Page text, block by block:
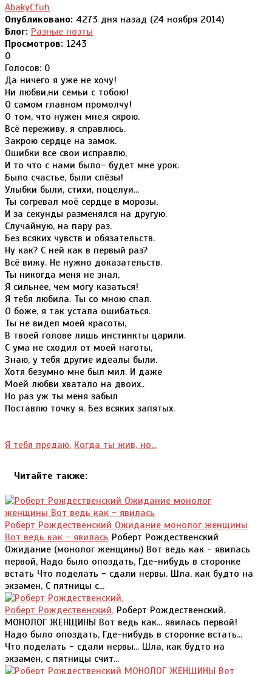
AbakyCfuh
Опубликовано: 4273 дня назад (24 ноября 2014)
Блог: Разные поэты
Просмотров: 1243
0
Голосов: 0
Да ничего я уже не хочу!
Ни любви,ни семьи с тобою!
О самом главном промолчу!
О том, что нужен мне,я скрою.
Всё переживу, я справлюсь.
Закрою сердце на замок.
Ошибки все свои исправлю,
И то что с нами было- будет мне урок.
Было счастье, были слёзы!
Улыбки были, стихи, поцелуи...
Ты согревал моё сердце в морозы,
И за секунды разменялся на другую.
Случайную, на пару раз.
Без всяких чувств и обязательств.
Ну как? С ней как в первый раз?
Всё вижу. Не нужно доказательств.
Ты никогда меня не знал,
Я сильнее, чем могу казаться!
Я тебя любила. Ты со мною спал.
О боже, я так устала ошибаться.
Ты не видел моей красоты,
В твоей голове лишь инстинкты царили.
С ума не сходил от моей наготы,
Знаю, у тебя другие идеалы были.
Хотя безумно мне был мил. И даже
Моей любви хватало на двоих..
Но раз уж ты меня забыл
Поставлю точку я. Без всяких запятых.
Я тебя предаю. Когда ты жив, но...
Читайте также:
Роберт Рождественский Ожидание монолог женщины
Вот ведь как - явилась Роберт Рождественский
Ожидание (монолог женщины) Вот ведь как - явилась
первой, Надо было опоздать, Где-нибудь в сторонке
встать Что поделать - сдали нервы. Шла, как будто на
экзамен, С пятницы с...
Роберт Рождественский. Роберт Рождественский.
МОНОЛОГ ЖЕНЩИНЫ Вот ведь как... явилась первой!
Надо было опоздать, Где-нибудь в сторонке встать...
Что поделать - сдали нервы... Шла, как будто на
экзамен, с пятницы счит...